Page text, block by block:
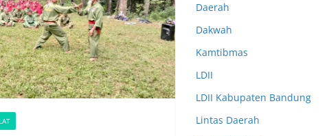
Daerah
Dakwah
Kamtibmas
LDII
LDII Kabupaten Bandung
Lintas Daerah